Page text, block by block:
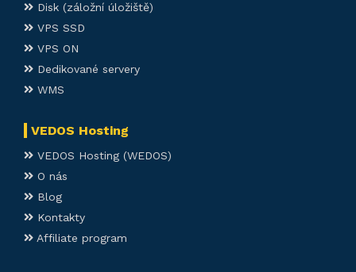
Disk (záložní úložiště)
VPS SSD
VPS ON
Dedikované servery
WMS
VEDOS Hosting
VEDOS Hosting (WEDOS)
O nás
Blog
Kontakty
Affiliate program